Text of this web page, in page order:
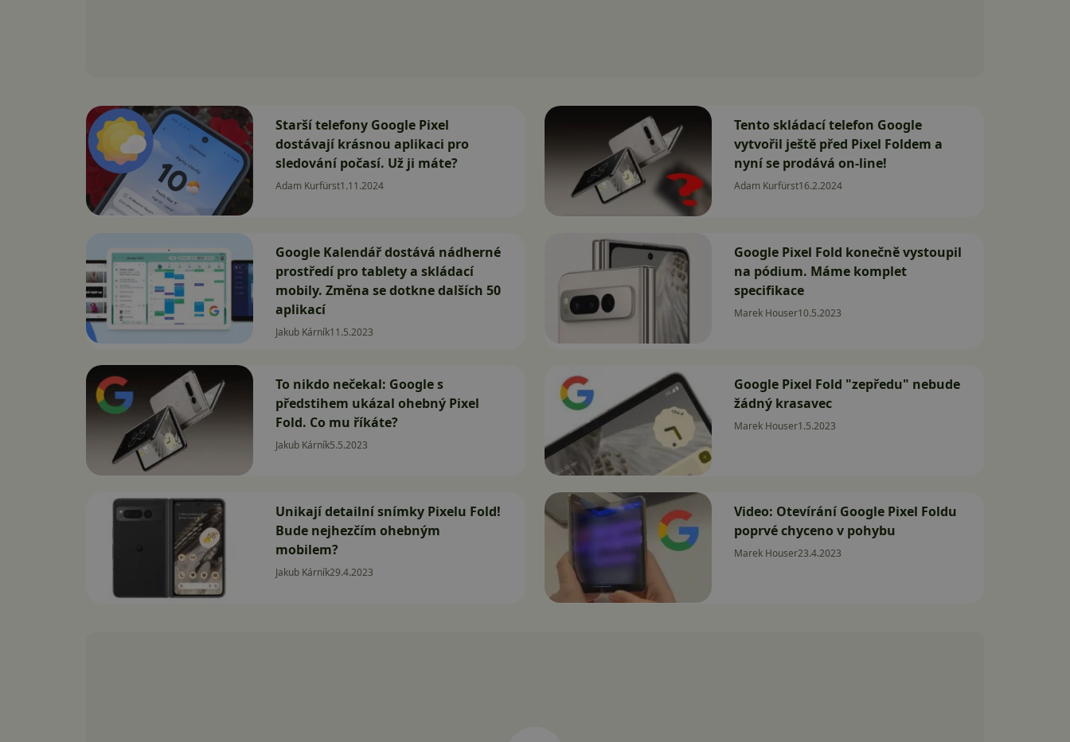
Starší telefony Google Pixel
dostávají krásnou aplikaci pro
sledování počasí. Už ji máte?
Adam Kurfürst1.11.2024
Tento skládací telefon Google
vytvořil ještě před Pixel Foldem a
nyní se prodává on-line!
Adam Kurfürst16.2.2024
Google Kalendář dostává nádherné
prostředí pro tablety a skládací
mobily. Změna se dotkne dalších 50
aplikací
Jakub Kárník11.5.2023
Google Pixel Fold konečně vystoupil
na pódium. Máme komplet
specifikace
Marek Houser10.5.2023
To nikdo nečekal: Google s
předstihem ukázal ohebný Pixel
Fold. Co mu říkáte?
Jakub Kárník5.5.2023
Google Pixel Fold "zepředu" nebude
žádný krasavec
Marek Houser1.5.2023
Unikají detailní snímky Pixelu Fold!
Bude nejhezčím ohebným
mobilem?
Jakub Kárník29.4.2023
Video: Otevírání Google Pixel Foldu
poprvé chyceno v pohybu
Marek Houser23.4.2023